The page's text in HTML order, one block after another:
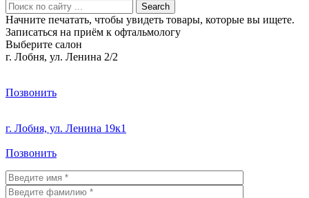
Search
Начните печатать, чтобы увидеть товары, которые вы ищете.
Записаться на приём к офтальмологу
Выберите салон
г. Лобня, ул. Ленина 2/2
Позвонить
г. Лобня, ул. Ленина 19к1
Позвонить